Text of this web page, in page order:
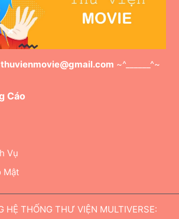
thuvienmovie@gmail.com ~^______^~
Cáo
Vụ
Mật
HỆ THỐNG THƯ VIỆN MULTIVERSE: